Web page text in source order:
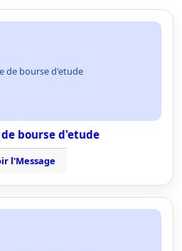
de bourse d'etude
bourse d'etude
l'Message